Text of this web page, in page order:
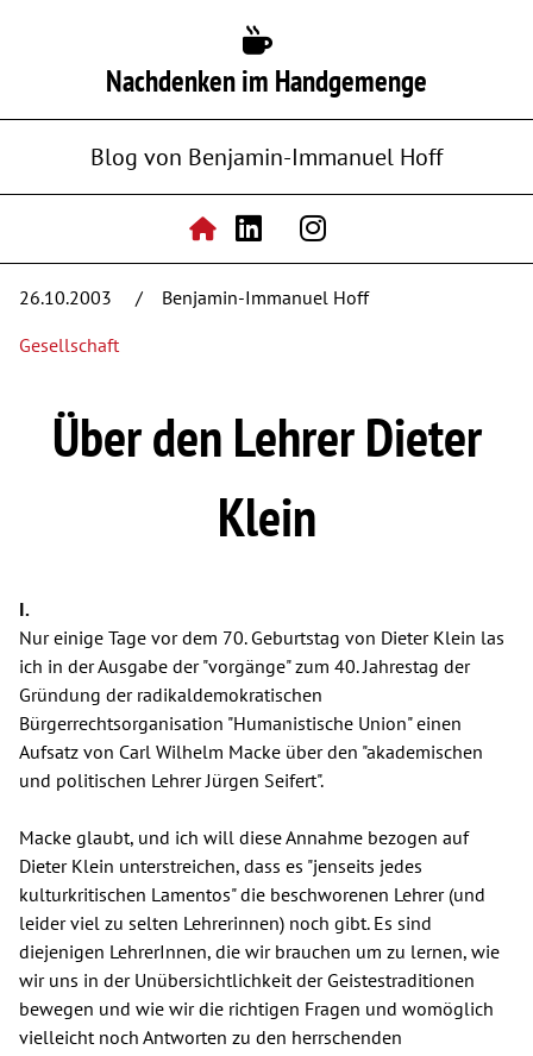
Nachdenken im Handgemenge
Blog von Benjamin-Immanuel Hoff
26.10.2003
Benjamin-Immanuel Hoff
Gesellschaft
Über den Lehrer Dieter
Klein
I.
Nur einige Tage vor dem 70. Geburtstag von Dieter Klein las
ich in der Ausgabe der "vorgänge" zum 40. Jahrestag der
Gründung der radikaldemokratischen
Bürgerrechtsorganisation "Humanistische Union" einen
Aufsatz von Carl Wilhelm Macke über den "akademischen
und politischen Lehrer Jürgen Seifert".
Macke glaubt, und ich will diese Annahme bezogen auf
Dieter Klein unterstreichen, dass es "jenseits jedes
kulturkritischen Lamentos" die beschworenen Lehrer (und
leider viel zu selten Lehrerinnen) noch gibt. Es sind
diejenigen LehrerInnen, die wir brauchen um zu lernen, wie
wir uns in der Unübersichtlichkeit der Geistestraditionen
bewegen und wie wir die richtigen Fragen und womöglich
vielleicht noch Antworten zu den herrschenden